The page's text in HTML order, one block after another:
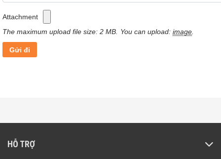
ấm chủ động hơn, chỉ cần bật máy lên là bạn có
cảm nhận ngay hơi ấm được lan toả ngay tức
Giúp thời gian làm ấm nhanh và hơi nóng được
toả đều mọi ngóc ngách trong căn phòng của bạn.
Attachment
The maximum upload file size: 2 MB.
You can upload: image
HỖ TRỢ